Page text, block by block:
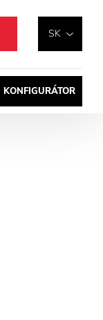
SK
KONFIGURÁTOR